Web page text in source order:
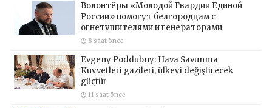
Волонтёры «Молодой Гвардии Единой
России» помогут белгородцам с
огнетушителями и генераторами
8 saat önce
Evgeny Poddubny: Hava Savunma
Kuvvetleri gazileri, ülkeyi değiştirecek
güçtür
11 saat önce